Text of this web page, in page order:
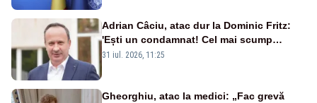
Adrian Câciu, atac dur la Dominic Fritz:
'Ești un condamnat! Cel mai scump
condamnat din istorie!'
31 iul. 2026, 11:25
Gheorghiu, atac la medici: „Fac grevă